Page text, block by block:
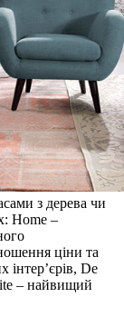
з дерева чи
Home –
ціни та
інтер’єрів, De
– найвищий